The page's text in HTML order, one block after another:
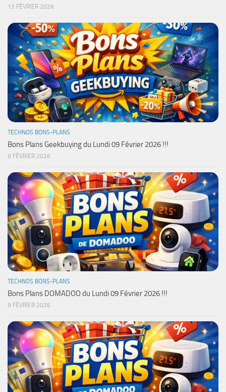
13 FÉVRIER 2026
TECHNOS BONS-PLANS
Bons Plans Geekbuying du Lundi 09 Février 2026 !!!
9 FÉVRIER 2026
TECHNOS BONS-PLANS
Bons Plans DOMADOO du Lundi 09 Février 2026 !!!
9 FÉVRIER 2026